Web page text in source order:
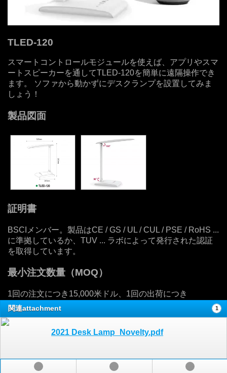
TLED-120
スマートコントロールモジュールを使えば、アプリやスマ
ートスピーカーを通してTLED-120を簡単に遠隔操作でき
ます。 ソファから動かずにデスクランプを設置してみま
しょう！
製品図面
証明書
BSCIメンバー。製品はCE / GS / UL / CUL / PSE / RoHS ...
に準拠しているか、TUV ... ラボによって発行された認証
を取得しています。
最小注文数量（MOQ）
1回の注文につき15,000米ドル、1回の出荷につき
関連attachment 1
2021 Desk Lamp_Novelty.pdf